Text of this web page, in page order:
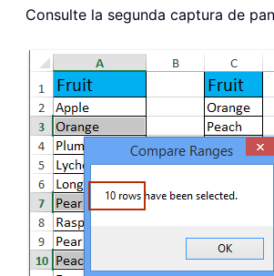
Consulte la segunda captura de